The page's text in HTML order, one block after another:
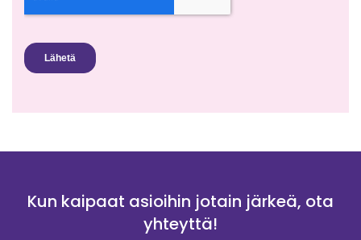
Kun kaipaat asioihin jotain järkeä, ota
yhteyttä!